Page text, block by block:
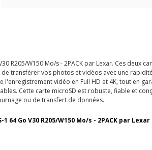
R205/W150 Mo/s - 2PACK par Lexar. Ces
transférer vos photos et vidéos avec une
vidéo en Full HD et 4K, tout en
Cette carte microSD est robuste, fiable et
ou de transfert de données.
Go V30 R205/W150 Mo/s - 2PACK par Lexar